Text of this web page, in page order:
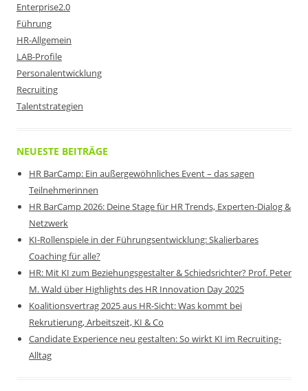
Enterprise2.0
Führung
HR-Allgemein
LAB-Profile
Personalentwicklung
Recruiting
Talentstrategien
NEUESTE BEITRÄGE
HR BarCamp: Ein außergewöhnliches Event – das sagen
Teilnehmerinnen
HR BarCamp 2026: Deine Stage für HR Trends, Experten-Dialog &
Netzwerk
KI-Rollenspiele in der Führungsentwicklung: Skalierbares
Coaching für alle?
HR: Mit KI zum Beziehungsgestalter & Schiedsrichter? Prof. Peter
M. Wald über Highlights des HR Innovation Day 2025
Koalitionsvertrag 2025 aus HR-Sicht: Was kommt bei
Rekrutierung, Arbeitszeit, KI & Co
Candidate Experience neu gestalten: So wirkt KI im Recruiting-
Alltag